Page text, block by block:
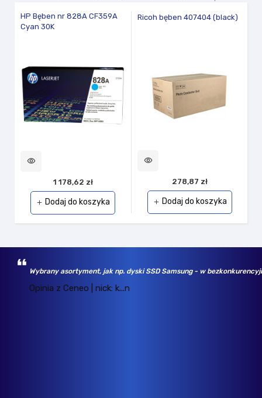
HP Bęben nr 828A CF359A
Cyan 30K
visibility
1 178,62 zł
add Dodaj do koszyka
Ricoh bęben 407404 (black)
visibility
278,87 zł
add Dodaj do koszyka
Wybrany asortyment, jak np. dyski SSD Samsung - w
Opinia z Ceneo | nick: k...n